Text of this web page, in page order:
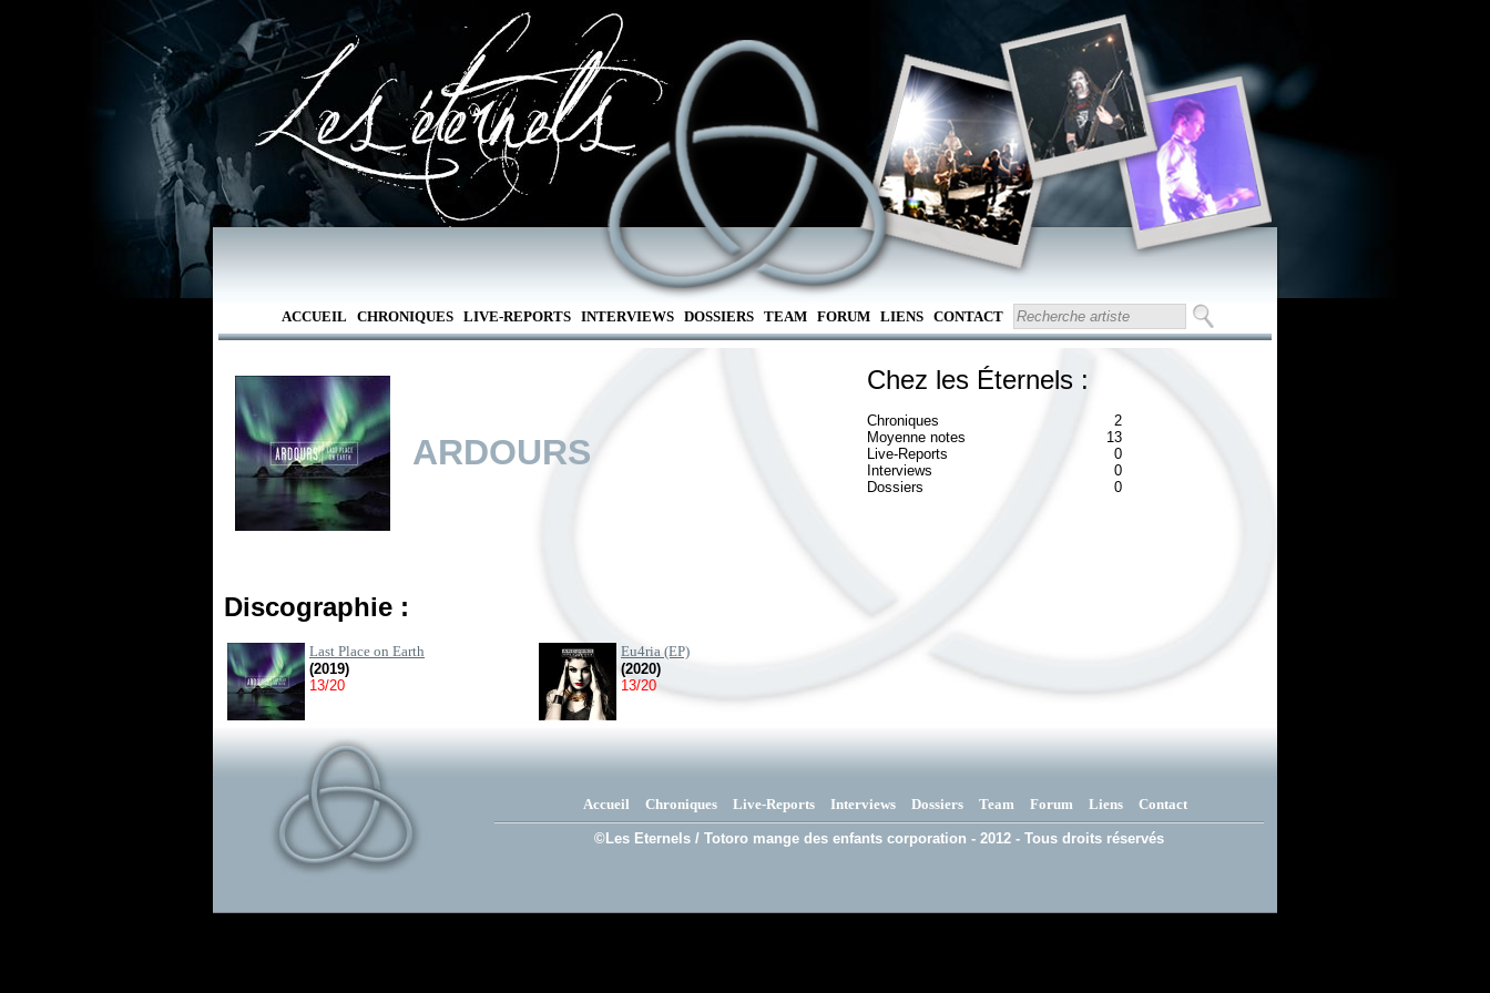
ACCUEIL CHRONIQUES LIVE-REPORTS INTERVIEWS DOSSIERS TEAM FORUM LIENS CONTACT
ARDOURS
Chez les Éternels :
Chroniques
2
Moyenne notes
13
Live-Reports
0
Interviews
0
Dossiers
0
Discographie :
Last Place on Earth
(2019)
13/20
Eu4ria (EP)
(2020)
13/20
Accueil Chroniques Live-Reports Interviews Dossiers Team Forum Liens Contact
©Les Eternels / Totoro mange des enfants corporation - 2012 - Tous droits réservés